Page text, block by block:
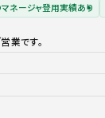
ネージャ登用実績あり
業です。